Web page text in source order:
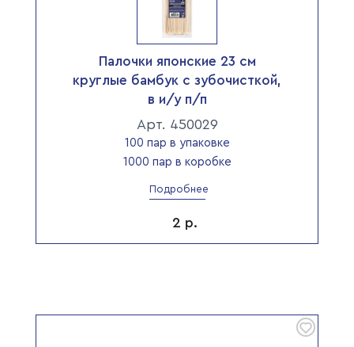
Палочки японские 23 см
круглые бамбук с зубочисткой,
в и/у п/п
Арт. 450029
100 пар в упаковке
1000 пар в коробке
Подробнее
2 р.